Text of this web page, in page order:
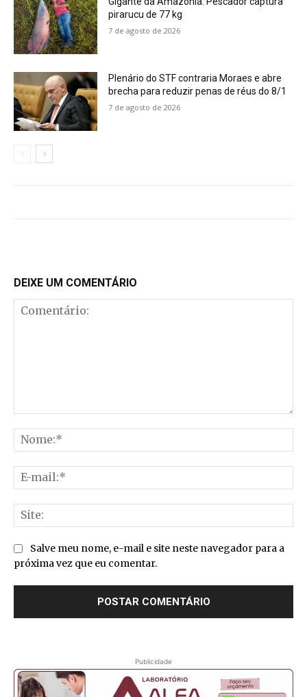
pirarucu de 77 kg
7 de agosto de 2026
Plenário do STF contraria Moraes e abre
brecha para reduzir penas de réus do 8/1
7 de agosto de 2026
DEIXE UM COMENTÁRIO
Salve meu nome, e-mail e site neste navegador para a
próxima vez que eu comentar.
Publicidade